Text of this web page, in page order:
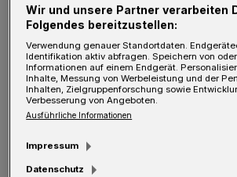
Bergischen glichen aus. In der
gelang Jannik Kohlbacher
Tore-Führung (5:7), Lukas
der 16. Minute nach (5:8). Hinze,
den RN Löwen wechselt, nahm
Gutbrod netzte ein (19.), Max
Wir und unsere Partner verarbeiten
Folgendes bereitzustellen:
Verwendung genauer Standortdaten.
Identifikation aktiv abfragen. Speichern von
Informationen auf einem Endgerät.
Inhalte, Messung von Werbeleistung und der
Inhalten, Zielgruppenforschung sowie
Verbesserung von Angeboten.
Ausführliche Informationen
Impressum
Datenschutz